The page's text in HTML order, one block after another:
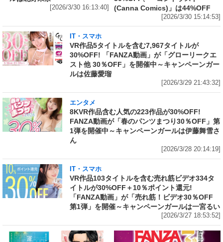
[2026/3/30 16:13:40]
(Canna Comics)」は44%OFF
[2026/3/30 15:14:53]
IT・スマホ
VR作品5タイトルを含む7,967タイトルが
30%OFF! 「FANZA動画」が「グローリークエ
スト他 30％OFF」を開催中～キャンペーンガー
ルは佐藤愛瑠
[2026/3/29 21:43:32]
エンタメ
8KVR作品含む人気の223作品が30%OFF!
FANZA動画が「春のパンツまつり30％OFF」第
1弾を開催中～キャンペーンガールは伊藤舞雪さ
ん
[2026/3/28 20:14:19]
IT・スマホ
VR作品103タイトルを含む売れ筋ビデオ334タ
イトルが30%OFF＋10％ポイント還元!
「FANZA動画」が「売れ筋！ビデオ30％OFF
第1弾」を開催～キャンペーンガールは一宮るい
[2026/3/27 18:53:52]